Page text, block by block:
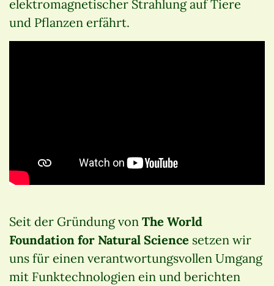
elektromagnetischer Strahlung auf Tiere
und Pflanzen erfährt.
Seit der Gründung von The World
Foundation for Natural Science setzen wir
uns für einen verantwortungsvollen Umgang
mit Funktechnologien ein und berichten